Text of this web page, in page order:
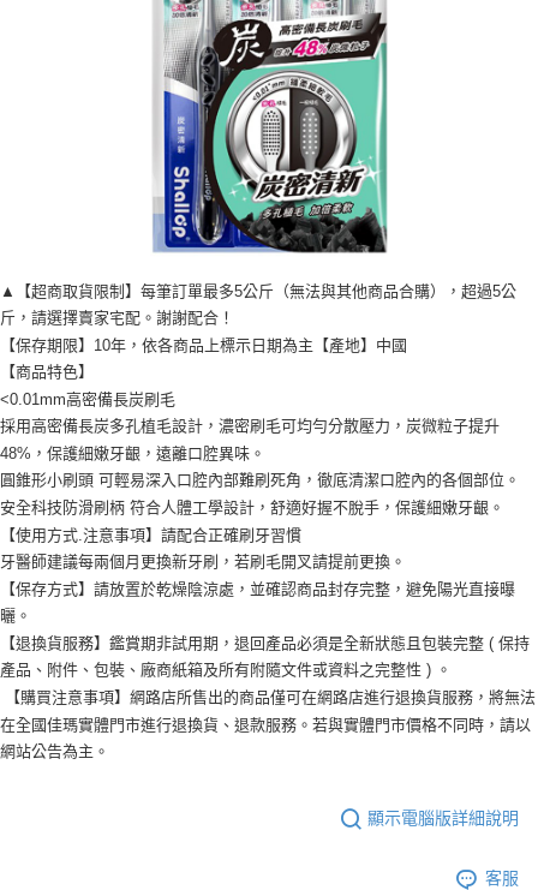
▲【超商取貨限制】每筆訂單最多5公斤（無法與其他商品合購），超過5公
斤，請選擇賣家宅配。謝謝配合！
【保存期限】10年，依各商品上標示日期為主【產地】中國
【商品特色】
<0.01mm高密備長炭刷毛
採用高密備長炭多孔植毛設計，濃密刷毛可均勻分散壓力，炭微粒子提升
48%，保護細嫩牙齦，遠離口腔異味。
圓錐形小刷頭 可輕易深入口腔內部難刷死角，徹底清潔口腔內的各個部位。
安全科技防滑刷柄 符合人體工學設計，舒適好握不脫手，保護細嫩牙齦。
【使用方式.注意事項】請配合正確刷牙習慣
牙醫師建議每兩個月更換新牙刷，若刷毛開叉請提前更換。
【保存方式】請放置於乾燥陰涼處，並確認商品封存完整，避免陽光直接曝
曬。
【退換貨服務】鑑賞期非試用期，退回產品必須是全新狀態且包裝完整 ( 保持
產品、附件、包裝、廠商紙箱及所有附隨文件或資料之完整性 ) 。
【購買注意事項】網路店所售出的商品僅可在網路店進行退換貨服務，將無法
在全國佳瑪實體門市進行退換貨、退款服務。若與實體門市價格不同時，請以
網站公告為主。
顯示電腦版詳細說明
客服